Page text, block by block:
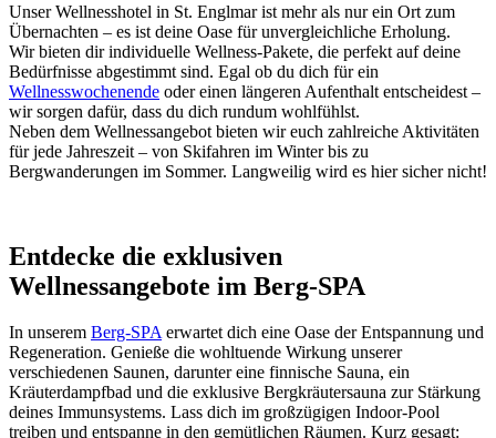
Unser Wellnesshotel in St. Englmar ist mehr als nur ein Ort zum
Übernachten – es ist deine Oase für unvergleichliche Erholung.
Wir bieten dir individuelle Wellness-Pakete, die perfekt auf deine
Bedürfnisse abgestimmt sind. Egal ob du dich für ein
Wellnesswochenende oder einen längeren Aufenthalt entscheidest –
wir sorgen dafür, dass du dich rundum wohlfühlst.
Neben dem Wellnessangebot bieten wir euch zahlreiche Aktivitäten
für jede Jahreszeit – von Skifahren im Winter bis zu
Bergwanderungen im Sommer. Langweilig wird es hier sicher nicht!
Entdecke die exklusiven
Wellnessangebote im Berg-SPA
In unserem Berg-SPAerwartet dich eine Oase der Entspannung und
Regeneration. Genieße die wohltuende Wirkung unserer
verschiedenen Saunen, darunter eine finnische Sauna, ein
Kräuterdampfbad und die exklusive Bergkräutersauna zur Stärkung
deines Immunsystems. Lass dich im großzügigen Indoor-Pool
treiben und entspanne in den gemütlichen Räumen. Kurz gesagt: